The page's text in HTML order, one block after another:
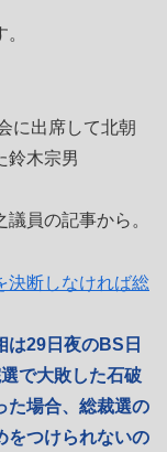
に出席して北朝
鈴木宗男
員の記事から。
決断しなければ総
は29日夜のBS日
で大敗した石破
た場合、総裁選の
をつけられないの